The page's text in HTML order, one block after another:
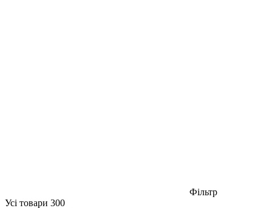
Фільтр
Усі товари 300